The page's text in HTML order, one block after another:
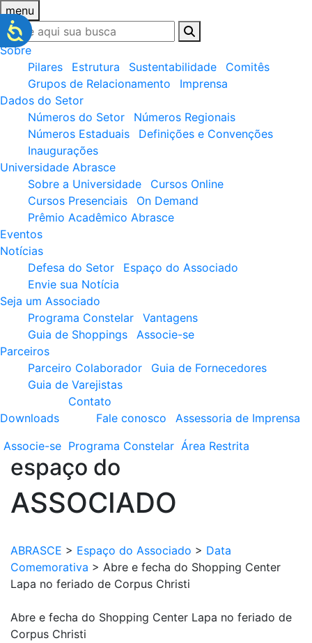
menu
Sobre
Pilares
Estrutura Sustentabilidade
Comitês
Grupos de Relacionamento
Imprensa
Dados do Setor
Números do Setor
Números Regionais
Números Estaduais
Definições e Convenções
Inaugurações
Universidade Abrasce
Sobre a Universidade
Cursos Online
Cursos Presenciais
On Demand
Prêmio Acadêmico Abrasce
Eventos
Notícias
Defesa do Setor
Espaço do Associado
Envie sua Notícia
Seja um Associado
Programa Constelar
Vantagens
Guia de Shoppings
Associe-se
Parceiros
Parceiro Colaborador
Guia de Fornecedores
Guia de Varejistas
Downloads
Contato
Fale conosco
Assessoria de Imprensa
Associe-se Programa Constelar Área Restrita
espaço do
ASSOCIADO
ABRASCE > Espaço do Associado > Data
Comemorativa > Abre e fecha do Shopping Center
Lapa no feriado de Corpus Christi
Abre e fecha do Shopping Center Lapa no feriado de
Corpus Christi